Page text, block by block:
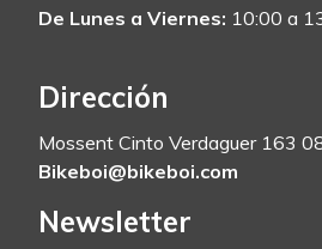
De Lunes a Viernes: 10:00 a
Dirección
Mossent Cinto Verdaguer 163
Bikeboi@bikeboi.com
Newsletter